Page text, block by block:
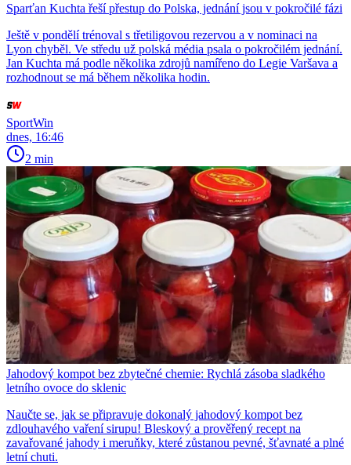
Sparťan Kuchta řeší přestup do Polska, jednání jsou v pokročilé fázi
Ještě v pondělí trénoval s třetiligovou rezervou a v nominaci na
Lyon chyběl. Ve středu už polská média psala o pokročilém jednání.
Jan Kuchta má podle několika zdrojů namířeno do Legie Varšava a
rozhodnout se má během několika hodin.
SportWin
dnes, 16:46
2 min
Jahodový kompot bez zbytečné chemie: Rychlá zásoba sladkého
letního ovoce do sklenic
Naučte se, jak se připravuje dokonalý jahodový kompot bez
zdlouhavého vaření sirupu! Bleskový a prověřený recept na
zavařované jahody i meruňky, které zůstanou pevné, šťavnaté a plné
letní chuti.